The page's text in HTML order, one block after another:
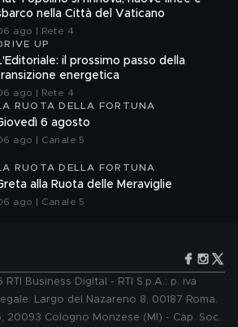
nella Città del Vaticano
ago | Rete 4
UP
il prossimo passo della
energetica
ago | Rete 4
RUOTA DELLA FORTUNA
6 agosto
ago | Canale 5
RUOTA DELLA FORTUNA
alla Ruota delle Meraviglie
ago | Canale 5
Business Digital - RTI S.p.A.: p. iva
Largo del Nazareno 8, 00187 Roma.
20093 Cologno Monzese (MI) - Cap. Soc.